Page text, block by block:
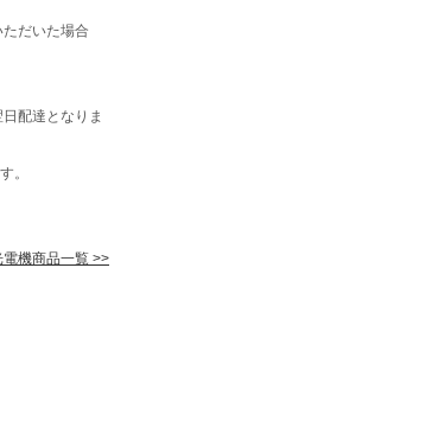
だいた場合
配達となりま
。
電機商品一覧 >>